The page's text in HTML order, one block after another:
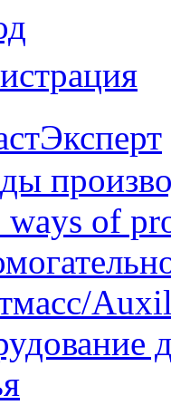
ways of